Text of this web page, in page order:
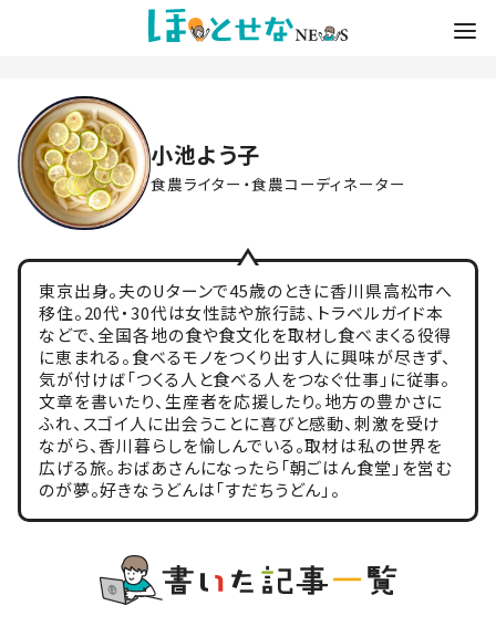
小池よう子
食農ライター・食農コーディネーター
東京出身。夫のUターンで45歳のときに香川県高松市へ
移住。20代・30代は女性誌や旅行誌、トラベルガイド本
などで、全国各地の食や食文化を取材し食べまくる役得
に恵まれる。食べるモノをつくり出す人に興味が尽きず、
気が付けば「つくる人と食べる人をつなぐ仕事」に従事。
文章を書いたり、生産者を応援したり。地方の豊かさに
ふれ、スゴイ人に出会うことに喜びと感動、刺激を受け
ながら、香川暮らしを愉しんでいる。取材は私の世界を
広げる旅。おばあさんになったら「朝ごはん食堂」を営む
のが夢。好きなうどんは「すだちうどん」。